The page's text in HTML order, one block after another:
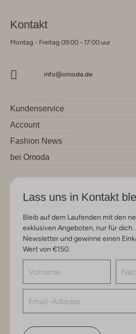
Kontakt
Montag - Freitag 09:00 - 17:00 uur
info@omoda.de
Kundenservice
Account
Fashion News
bei Omoda
Lass uns in Kontakt
Bleib auf dem Laufenden mit den
exklusiven Angeboten, nur für dich.
Newsletter und gewinne einen
Wert von €150.